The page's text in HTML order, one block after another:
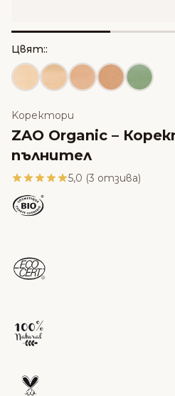
Kоректори
ZAO Organic –
пълнител
5,0 (3 отзива)
Цвят::